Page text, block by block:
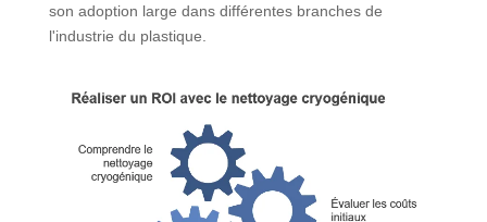
son adoption large dans différentes branches de
l'industrie du plastique.